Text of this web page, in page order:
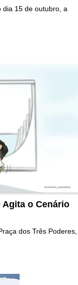
dia 15 de outubro, a
o Cenário
dos Três Poderes,